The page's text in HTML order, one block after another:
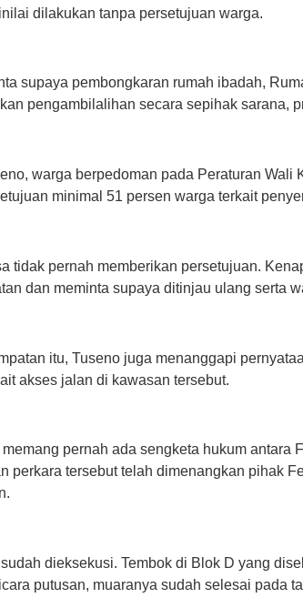
dilakukan tanpa persetujuan warga.
supaya pembongkaran rumah ibadah,
pengambilalihan secara sepihak sarana,
warga berpedoman pada Peraturan
minimal 51 persen warga terkait
tidak pernah memberikan persetujuan.
dan meminta supaya ditinjau ulang serta
itu, Tuseno juga menanggapi
akses jalan di kawasan tersebut.
memang pernah ada sengketa hukum
perkara tersebut telah dimenangkan pihak
dieksekusi. Tembok di Blok D yang
putusan, muaranya sudah selesai pada